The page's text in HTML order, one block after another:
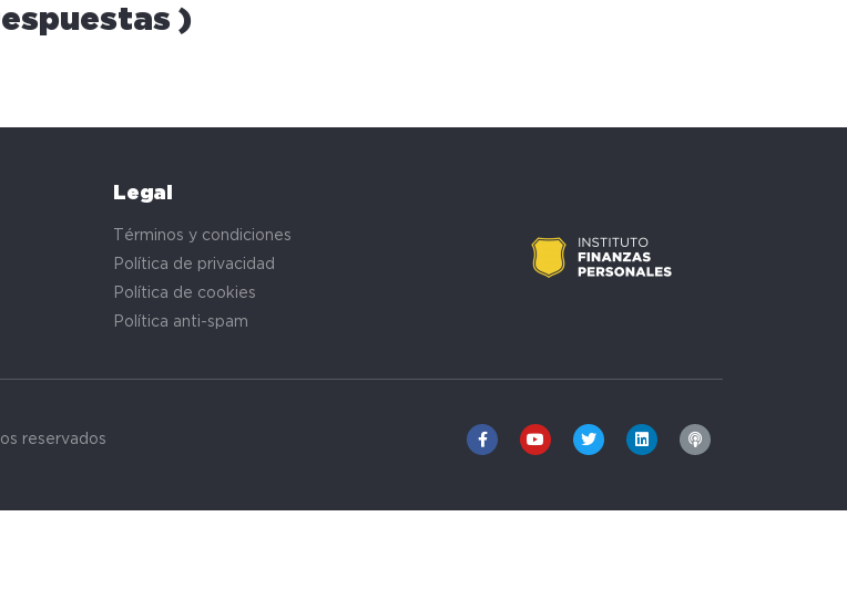
)
Legal
Términos y condiciones
Política de privacidad
Política de cookies
Política anti-spam
reservados